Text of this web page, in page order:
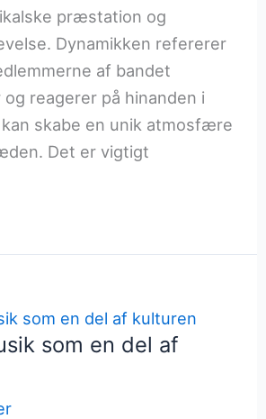
præstation og
Dynamikken refererer
af bandet
reagerer på hinanden i
skabe en unik atmosfære
Det er vigtigt
som en del af